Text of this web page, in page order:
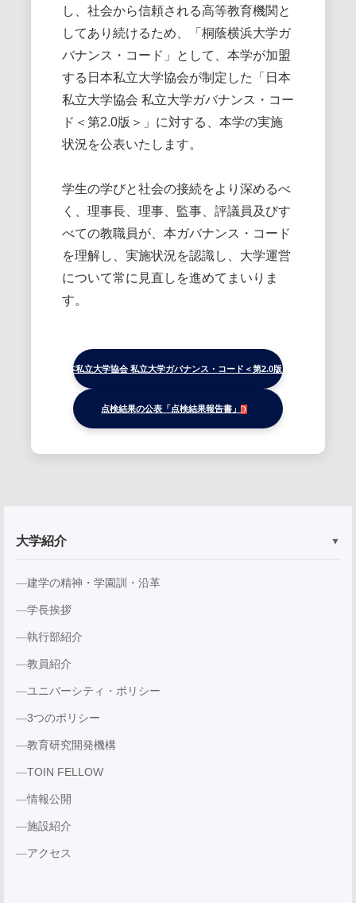
し、社会から信頼される高等教育機関と
してあり続けるため、「桐蔭横浜大学ガ
バナンス・コード」として、本学が加盟
する日本私立大学協会が制定した「日本
私立大学協会 私立大学ガバナンス・コー
ド＜第2.0版＞」に対する、本学の実施
状況を公表いたします。
学生の学びと社会の接続をより深めるべ
く、理事長、理事、監事、評議員及びす
べての教職員が、本ガバナンス・コード
を理解し、実施状況を認識し、大学運営
について常に見直しを進めてまいりま
す。
日本私立大学協会 私立大学ガバナンス・コード＜第2.0版＞
点検結果の公表「点検結果報告書」
大学紹介 ▼
建学の精神・学園訓・沿革
学長挨拶
執行部紹介
教員紹介
ユニバーシティ・ポリシー
3つのポリシー
教育研究開発機構
TOIN FELLOW
情報公開
施設紹介
アクセス